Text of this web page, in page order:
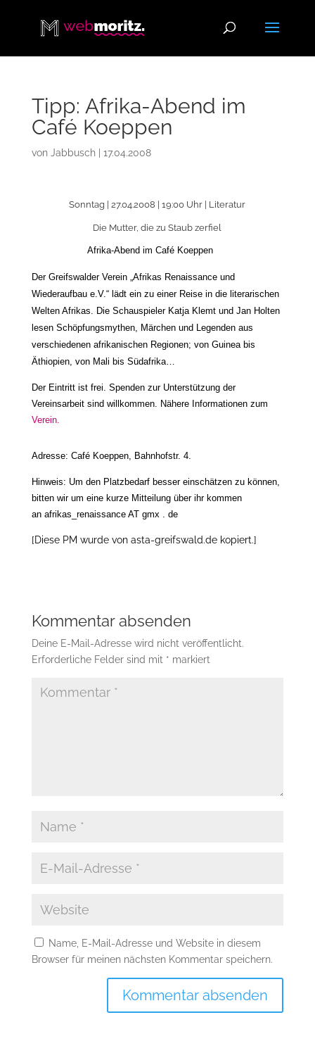
Tipp: Afrika-Abend im
Café Koeppen
von Jabbusch| 17.04.2008
Sonntag | 27.04.2008 | 19:00 Uhr | Literatur
Die Mutter, die zu Staub zerfiel
Afrika-Abend im Café Koeppen
Der Greifswalder Verein „Afrikas Renaissance und
Wiederaufbau e.V.“ lädt ein zu einer Reise in die literarischen
Welten Afrikas. Die Schauspieler Katja Klemt und Jan Holten
lesen Schöpfungsmythen, Märchen und Legenden aus
verschiedenen afrikanischen Regionen; von Guinea bis
Äthiopien, von Mali bis Südafrika…
Der Eintritt ist frei. Spenden zur Unterstützung der
Vereinsarbeit sind willkommen. Nähere Informationen zum
Verein.
Adresse: Café Koeppen, Bahnhofstr. 4.
Hinweis: Um den Platzbedarf besser einschätzen zu können,
bitten wir um eine kurze Mitteilung über ihr kommen
an afrikas_renaissance AT gmx . de
[Diese PM wurde von asta-greifswald.de kopiert.]
Kommentar absenden
Deine E-Mail-Adresse wird nicht veröffentlicht.
Erforderliche Felder sind mit * markiert
Name, E-Mail-Adresse und Website in diesem
Browser für meinen nächsten Kommentar speichern.